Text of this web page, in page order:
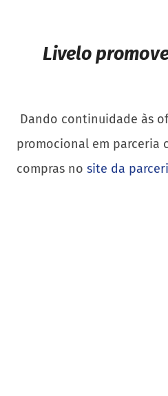
Livelo
Dando continuidade às
promocional em parceria
compras no site da